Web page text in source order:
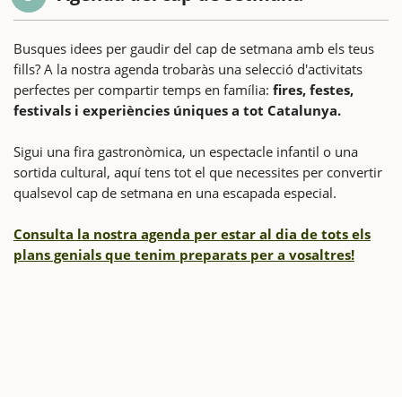
Busques idees per gaudir del cap de setmana amb els teus
fills? A la nostra agenda trobaràs una selecció d'activitats
perfectes per compartir temps en família: fires, festes,
festivals i experiències úniques a tot Catalunya.
Sigui una fira gastronòmica, un espectacle infantil o una
sortida cultural, aquí tens tot el que necessites per convertir
qualsevol cap de setmana en una escapada especial.
Consulta la nostra agenda per estar al dia de tots els
plans genials que tenim preparats per a vosaltres!